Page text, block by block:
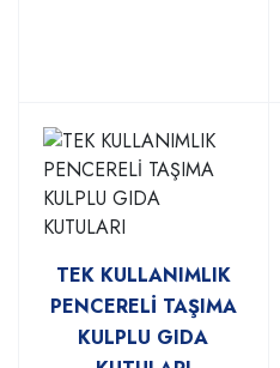
TEK KULLANIMLIK
PENCERELİ TAŞIMA
KULPLU GIDA